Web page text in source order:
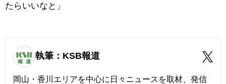
たらいいなと」
執筆：KSB報道
岡山・香川エリアを中心に日々ニュースを取材、発信